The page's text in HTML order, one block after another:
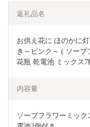
返礼品名
お供え花に ほのかに
き～ピンク～ ( ソープ
花瓶 乾電池 ミックス7
内容量
ソープフラワーミッ